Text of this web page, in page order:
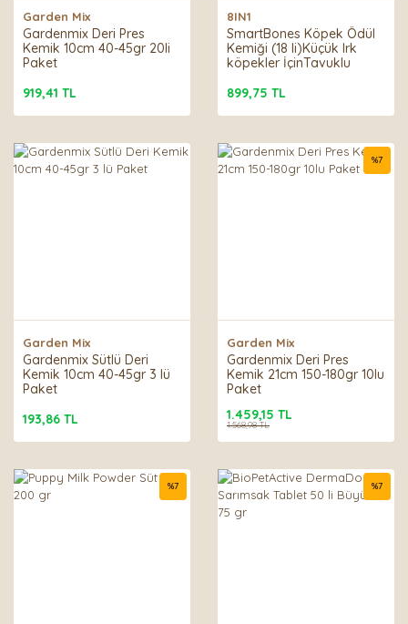
Garden Mix
Gardenmix Deri Pres
Kemik 10cm 40-45gr 20li
Paket
919,41 TL
8IN1
SmartBones Köpek Ödül
Kemiği (18 li)Küçük Irk
köpekler İçinTavuklu
899,75 TL
Garden Mix
Gardenmix Sütlü Deri
Kemik 10cm 40-45gr 3 lü
Paket
193,86 TL
Garden Mix
Gardenmix Deri Pres
Kemik 21cm 150-180gr 10lu
Paket
%7
1.459,15 TL
1.568,98 TL
%7 %7